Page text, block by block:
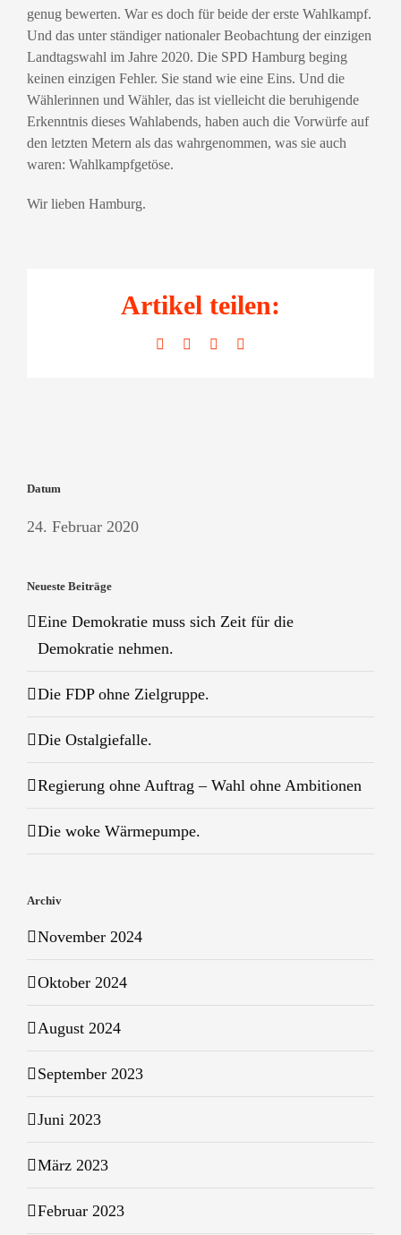
genug bewerten. War es doch für beide der erste Wahlkampf.
Und das unter ständiger nationaler Beobachtung der einzigen
Landtagswahl im Jahre 2020. Die SPD Hamburg beging
keinen einzigen Fehler. Sie stand wie eine Eins. Und die
Wählerinnen und Wähler, das ist vielleicht die beruhigende
Erkenntnis dieses Wahlabends, haben auch die Vorwürfe auf
den letzten Metern als das wahrgenommen, was sie auch
waren: Wahlkampfgetöse.
Wir lieben Hamburg.
Artikel teilen:
FacebookLinkedInWhatsApp
Datum
24. Februar 2020
Neueste Beiträge
Eine Demokratie muss sich Zeit für die
Demokratie nehmen.
Die FDP ohne Zielgruppe.
Die Ostalgiefalle.
Regierung ohne Auftrag – Wahl ohne Ambitionen
Die woke Wärmepumpe.
Archiv
November 2024
Oktober 2024
August 2024
September 2023
Juni 2023
März 2023
Februar 2023